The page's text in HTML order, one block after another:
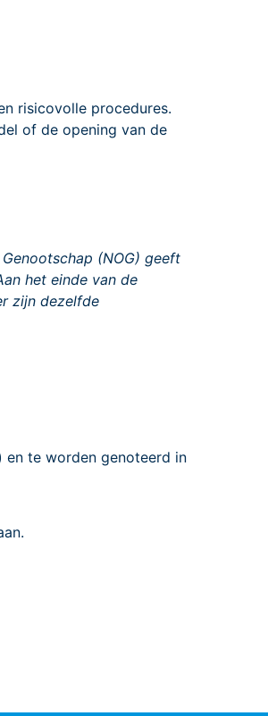
risicovolle procedures.
of de opening van de
(NOG) geeft
het einde van de
zijn dezelfde
te worden genoteerd in